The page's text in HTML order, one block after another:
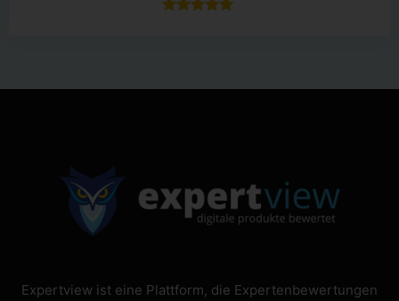
Expertview ist eine Plattform, die Expertenbewertungen